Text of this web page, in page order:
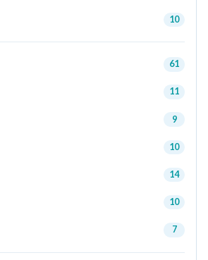
10
61
11
9
10
14
10
7